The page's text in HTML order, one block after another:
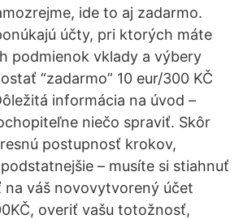
ide to aj zadarmo.
účty, pri ktorých máte
podmienok vklady a výbery
“zadarmo” 10 eur/300 KČ
informácia na úvod –
niečo spraviť. Skôr
postupnosť krokov,
– musíte si stiahnuť
na váš novovytvorený účet
overiť vašu totožnosť,